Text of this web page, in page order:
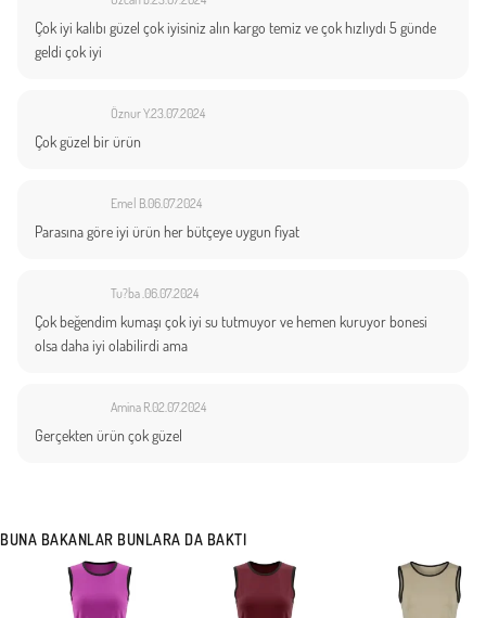
Çok iyi kalıbı güzel çok iyisiniz alın kargo temiz ve çok hızlıydı 5 günde
geldi çok iyi
Öznur Y.23.07.2024
Çok güzel bir ürün
Emel B.06.07.2024
Parasına göre iyi ürün her bütçeye uygun fiyat
Tu?ba . 06.07.2024
Çok beğendim kumaşı çok iyi su tutmuyor ve hemen kuruyor bonesi
olsa daha iyi olabilirdi ama
Amina R.02.07.2024
Gerçekten ürün çok güzel
BUNA BAKANLAR BUNLARA DA BAKTI